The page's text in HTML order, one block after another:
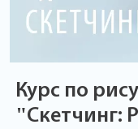
Курс по
"Скетчинг: